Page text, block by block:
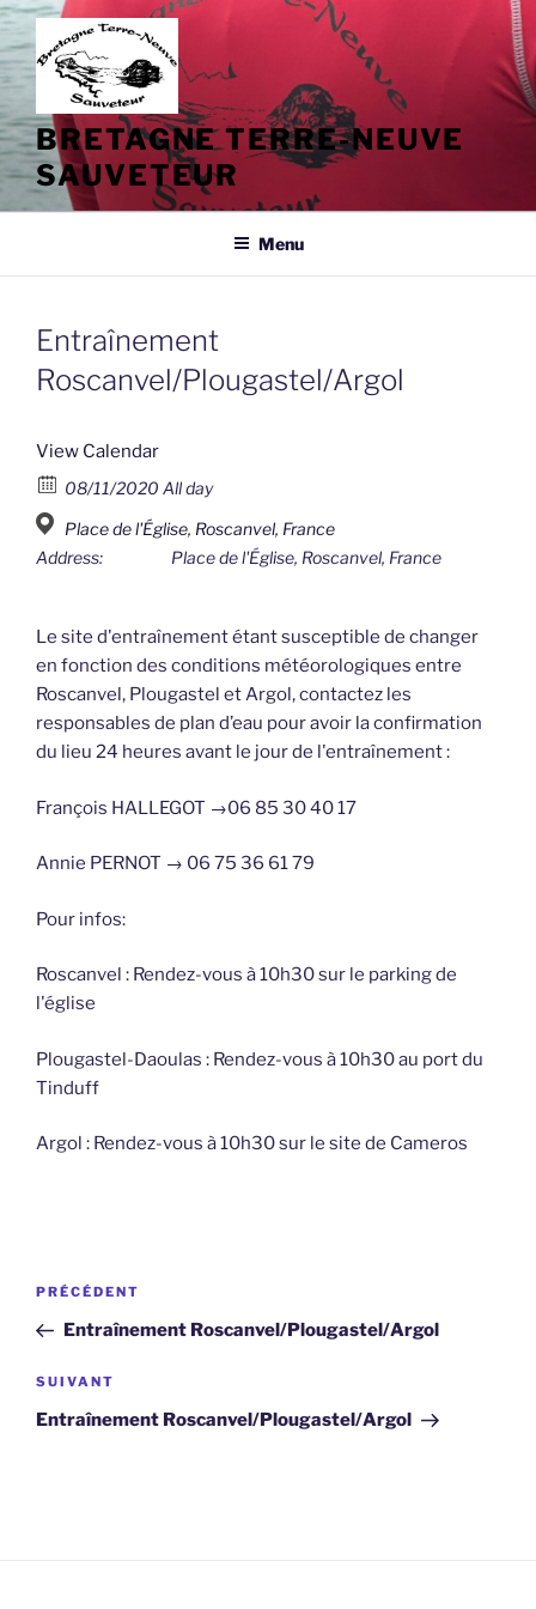
Aller
au
contenu
principal
BRETAGNE TERRE-NEUVE
SAUVETEUR
Menu
Entraînement
Roscanvel/Plougastel/Argol
View Calendar
08/11/2020 All day
Place de l'Église, Roscanvel, France
Address:
Place de l'Église, Roscanvel, France
Le site d'entraînement étant susceptible de changer
en fonction des conditions météorologiques entre
Roscanvel, Plougastel et Argol, contactez les
responsables de plan d’eau pour avoir la confirmation
du lieu 24 heures avant le jour de l'entraînement :
François HALLEGOT →06 85 30 40 17
Annie PERNOT → 06 75 36 61 79
Pour infos:
Roscanvel : Rendez-vous à 10h30 sur le parking de
l'église
Plougastel-Daoulas : Rendez-vous à 10h30 au port du
Tinduff
Argol : Rendez-vous à 10h30 sur le site de Cameros
Navigation
l’article
Article
précédent
PRÉCÉDENT
Entraînement Roscanvel/Plougastel/Argol
Article
suivant
SUIVANT
Entraînement Roscanvel/Plougastel/Argol